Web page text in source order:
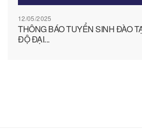
12/05/2025
THÔNG BÁO TUYỂN SINH ĐÀO
ĐỘ ĐẠI...